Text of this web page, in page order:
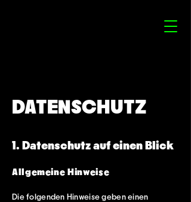
DATENSCHUTZ
1. Datenschutz auf einen Blick
Allgemeine Hinweise
Die folgenden Hinweise geben einen